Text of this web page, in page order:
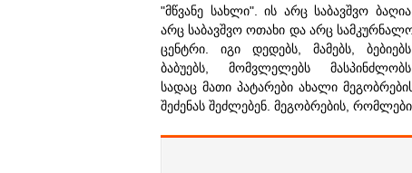
"მწვანე სახლი". ის არც საბავშვო ბაღია,
არც საბავშვო ოთახი და არც
ცენტრი. იგი დედებს, მამებს, ბებიებს,
ბაბუებს, მომვლელებს მასპინძლობს,
სადაც მათი პატარები ახალი
შეძენას შეძლებენ. მეგობრების,